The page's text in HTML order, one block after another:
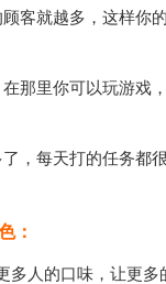
客就越多，这样你
那里你可以玩游戏
，每天打的任务都
：
多人的口味，让更多